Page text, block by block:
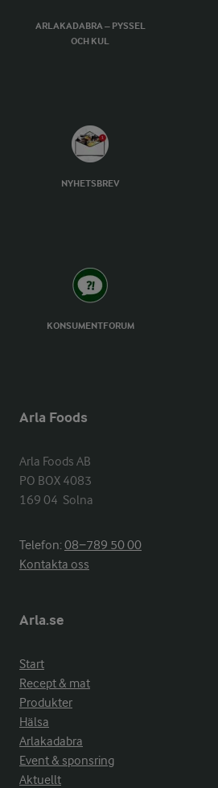
ARLAKADABRA – PYSSEL
OCH KUL
NYHETSBREV
KONSUMENTFORUM
Arla Foods
Arla Foods AB
PO BOX 4083
169 04  Solna
Telefon:08−789 50 00
Kontakta oss
Arla.se
Start
Recept & mat
Produkter
Hälsa
Arlakadabra
Event & sponsring
Aktuellt